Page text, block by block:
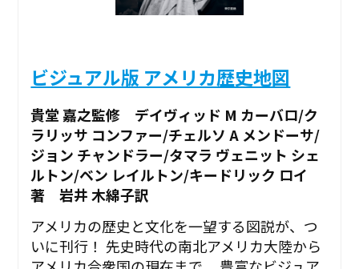
ビジュアル版 アメリカ歴史地図
貴堂 嘉之監修 デイヴィッド M カーバロ/ク
ラリッサ コンファー/チェルソ A メンドーサ/
ジョン チャンドラー/タマラ ヴェニット シェ
ルトン/ベン レイルトン/キードリック ロイ
著 岩井 木綿子訳
アメリカの歴史と文化を一望する図説が、つ
いに刊行！ 先史時代の南北アメリカ大陸から